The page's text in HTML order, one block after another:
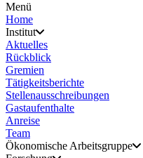
Menü
Home
Institut
Aktuelles
Rückblick
Gremien
Tätigkeitsberichte
Stellenausschreibungen
Gastaufenthalte
Anreise
Team
Ökonomische Arbeitsgruppe